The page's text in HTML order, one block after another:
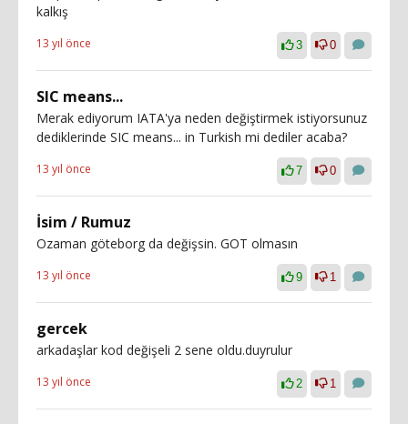
kalkış
13 yıl önce 3 0
SIC means...
Merak ediyorum IATA'ya neden değiştirmek istiyorsunuz
dediklerinde SIC means... in Turkish mi dediler acaba?
13 yıl önce 7 0
İsim / Rumuz
Ozaman göteborg da değişsin. GOT olmasın
13 yıl önce 9 1
gercek
arkadaşlar kod değişeli 2 sene oldu.duyrulur
13 yıl önce 2 1